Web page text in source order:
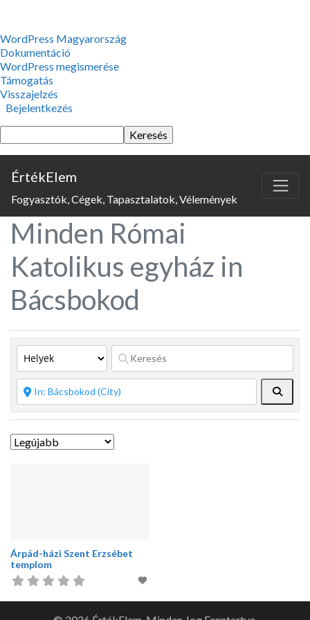
WordPress,
a
csodás
WordPress Magyarország
Dokumentáció
WordPress megismerése
Támogatás
Visszajelzés
Bejelentkezés
Keresés
ÉrtékElem
Fogyasztók, Cégek, Tapasztalatok, Vélemények
Minden Római
Katolikus egyház in
Bácsbokod
Árpád-házi Szent Erzsébet
templom